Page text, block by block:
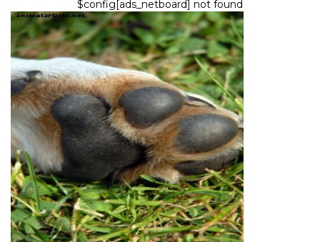
$config[ads_netboard] not found
PSY
Čo potrebujete vedieť o Sweaty
labkách u psov
6,2026